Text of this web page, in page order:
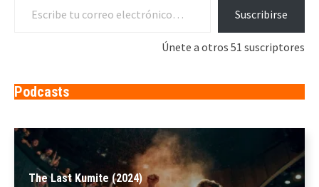
Suscribirse
Únete a otros 51 suscriptores
Podcasts
The Last Kumite (2024)